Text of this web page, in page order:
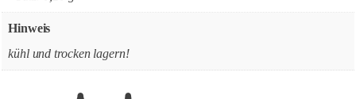
Hinweis
kühl und trocken lagern!